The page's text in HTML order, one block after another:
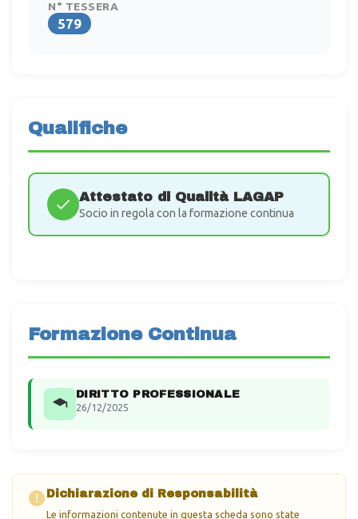
N° TESSERA
579
Qualifiche
Attestato di Qualità LAGAP
Socio in regola con la formazione continua
Formazione Continua
DIRITTO PROFESSIONALE
26/12/2025
Dichiarazione di Responsabilità
Le informazioni contenute in questa scheda sono state